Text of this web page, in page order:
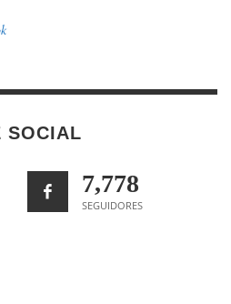
SOCIAL
7,778
SEGUIDORES